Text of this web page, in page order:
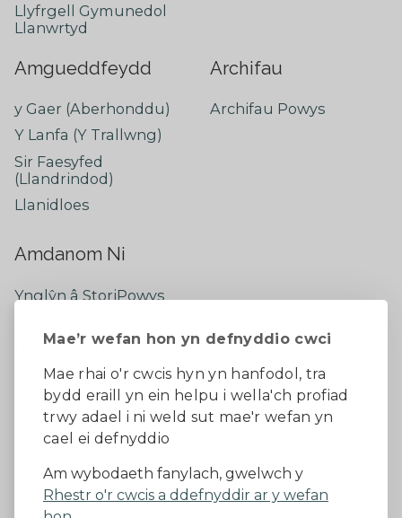
Mae’r wefan hon yn defnyddio cwci
Mae rhai o'r cwcis hyn yn hanfodol, tra
bydd eraill yn ein helpu i wella'ch profiad
trwy adael i ni weld sut mae'r wefan yn
cael ei defnyddio
Am wybodaeth fanylach, gwelwch y
Rhestr o'r cwcis a ddefnyddir ar y wefan
Llyfrgell Gymunedol
Llanwrtyd
Amgueddfeydd
y Gaer (Aberhonddu)
Y Lanfa (Y Trallwng)
Sir Faesyfed
(Llandrindod)
Llanidloes
Archifau
Archifau Powys
Amdanom Ni
Ynglŷn â StoriPowys
Newyddion Diweddaraf
Dywedwch eich barn
Facebook
Datganiad Hygyrchedd
Diogelu Data a Phreifatrwydd
Telerau ac amodau